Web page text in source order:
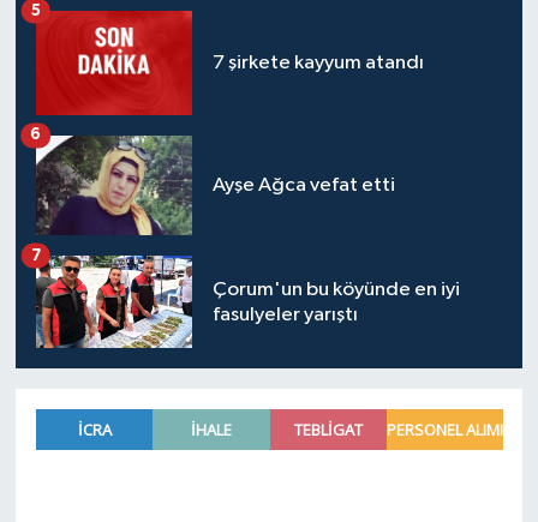
7 şirkete kayyum atandı
5
Ayşe Ağca vefat etti
6
Çorum'un bu köyünde en iyi
fasulyeler yarıştı
7